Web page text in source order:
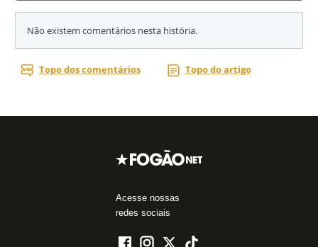
Acesse nossas
redes sociais